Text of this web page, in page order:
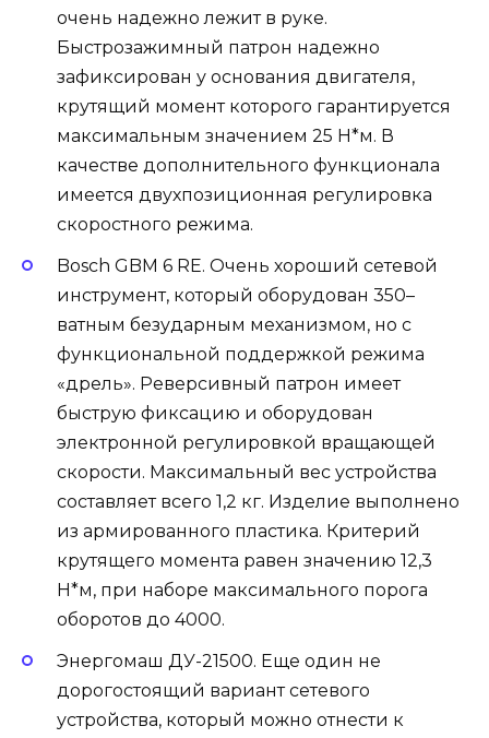
очень надежно лежит в руке.
Быстрозажимный патрон надежно
зафиксирован у основания двигателя,
крутящий момент которого гарантируется
максимальным значением 25 Н*м. В
качестве дополнительного функционала
имеется двухпозиционная регулировка
скоростного режима.
Bosch GBM 6 RE. Очень хороший сетевой
инструмент, который оборудован 350–
ватным безударным механизмом, но с
функциональной поддержкой режима
«дрель». Реверсивный патрон имеет
быструю фиксацию и оборудован
электронной регулировкой вращающей
скорости. Максимальный вес устройства
составляет всего 1,2 кг. Изделие выполнено
из армированного пластика. Критерий
крутящего момента равен значению 12,3
Н*м, при наборе максимального порога
оборотов до 4000.
Энергомаш ДУ-21500. Еще один не
дорогостоящий вариант сетевого
устройства, который можно отнести к